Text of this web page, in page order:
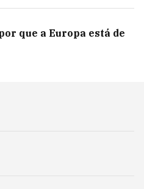
que a Europa está de